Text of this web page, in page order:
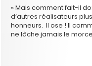
« Mais comment fait-il
d’autres réalisateurs
honneurs. Il ose ! Il
ne lâche jamais le